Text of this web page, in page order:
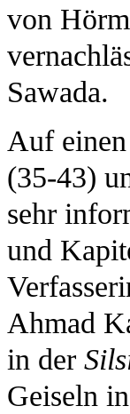
von
Sawada.
Auf
(35-43)
sehr
und
Ahmad
in der
Geiseln